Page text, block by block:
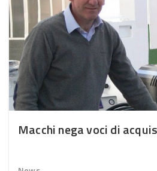
Macchi nega voci di